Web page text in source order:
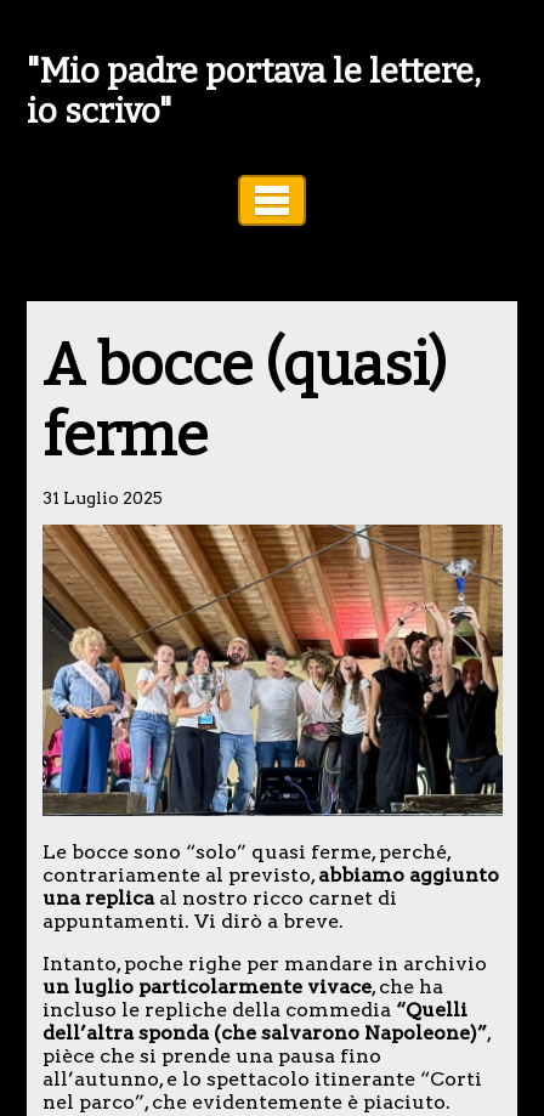
"Mio padre portava le lettere,
io scrivo"
A bocce (quasi)
ferme
31 Luglio 2025
Le bocce sono “solo” quasi ferme, perché,
contrariamente al previsto,abbiamo aggiunto
una replica al nostro ricco carnet di
appuntamenti. Vi dirò a breve.
Intanto, poche righe per mandare in archivio
un luglio particolarmente vivace, che ha
incluso le repliche della commedia “Quelli
dell’altra sponda (che salvarono Napoleone)”,
pièce che si prende una pausa fino
all’autunno, e lo spettacolo itinerante “Corti
nel parco”, che evidentemente è piaciuto.